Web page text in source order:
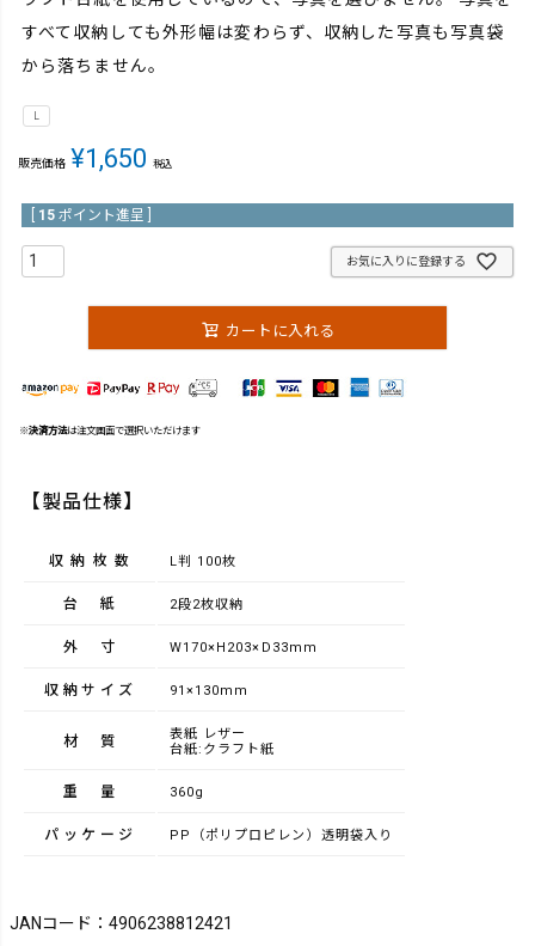
すべて収納しても外形幅は変わらず、収納した写真も写真袋
から落ちません。
L
販売価格 ¥1,650 税込
15 ポイント進呈 ]
お気に入りに登録する
カートに入れる
※決済方法は注文画面で選択いただけます
【製品仕様】
収納枚数 L判 100枚
台紙 2段2枚収納
外寸 W170×H203×D33mm
収納サイズ 91×130mm
材質
表紙 レザー
台紙:クラフト紙
重量 360g
パッケージ PP（ポリプロピレン）透明袋入り
JANコード：4906238812421